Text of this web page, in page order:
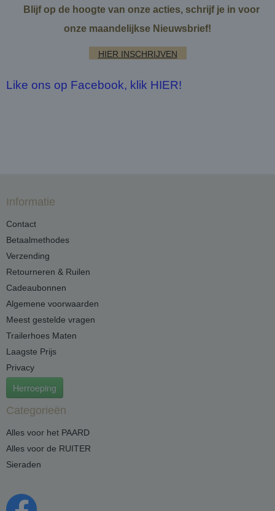
Blijf op de hoogte van onze acties, schrijf je in voor
onze maandelijkse Nieuwsbrief!
HIER INSCHRIJVEN
Like ons op Facebook, klik HIER!
Informatie
Contact
Betaalmethodes
Verzending
Retourneren & Ruilen
Cadeaubonnen
Algemene voorwaarden
Meest gestelde vragen
Trailerhoes Maten
Laagste Prijs
Privacy
Herroeping
Categorieën
Alles voor het PAARD
Alles voor de RUITER
Sieraden